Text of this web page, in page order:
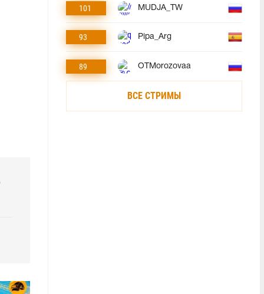
101 MUDJA_TW
93 Pipa_Arg
89 OTMorozovaa
ВСЕ СТРИМЫ